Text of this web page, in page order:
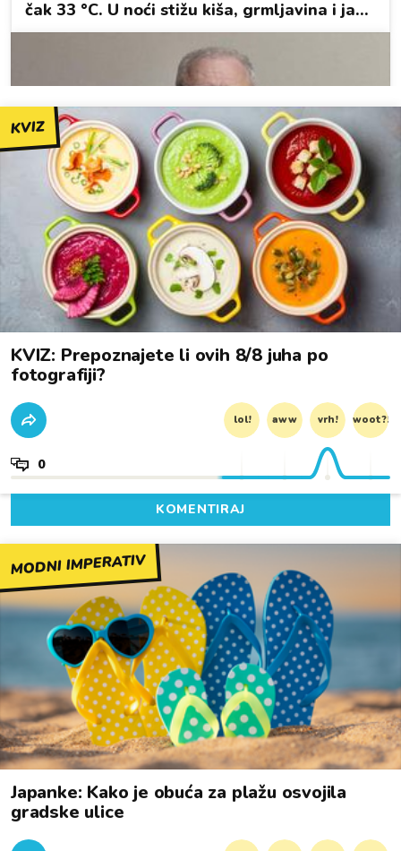
KVIZ
KVIZ: Prepoznajete li ovih 8/8 juha po
fotografiji?
lol! aww vrh! woot?!
0
KOMENTIRAJ
MODNI IMPERATIV
Japanke: Kako je obuća za plažu osvojila
gradske ulice